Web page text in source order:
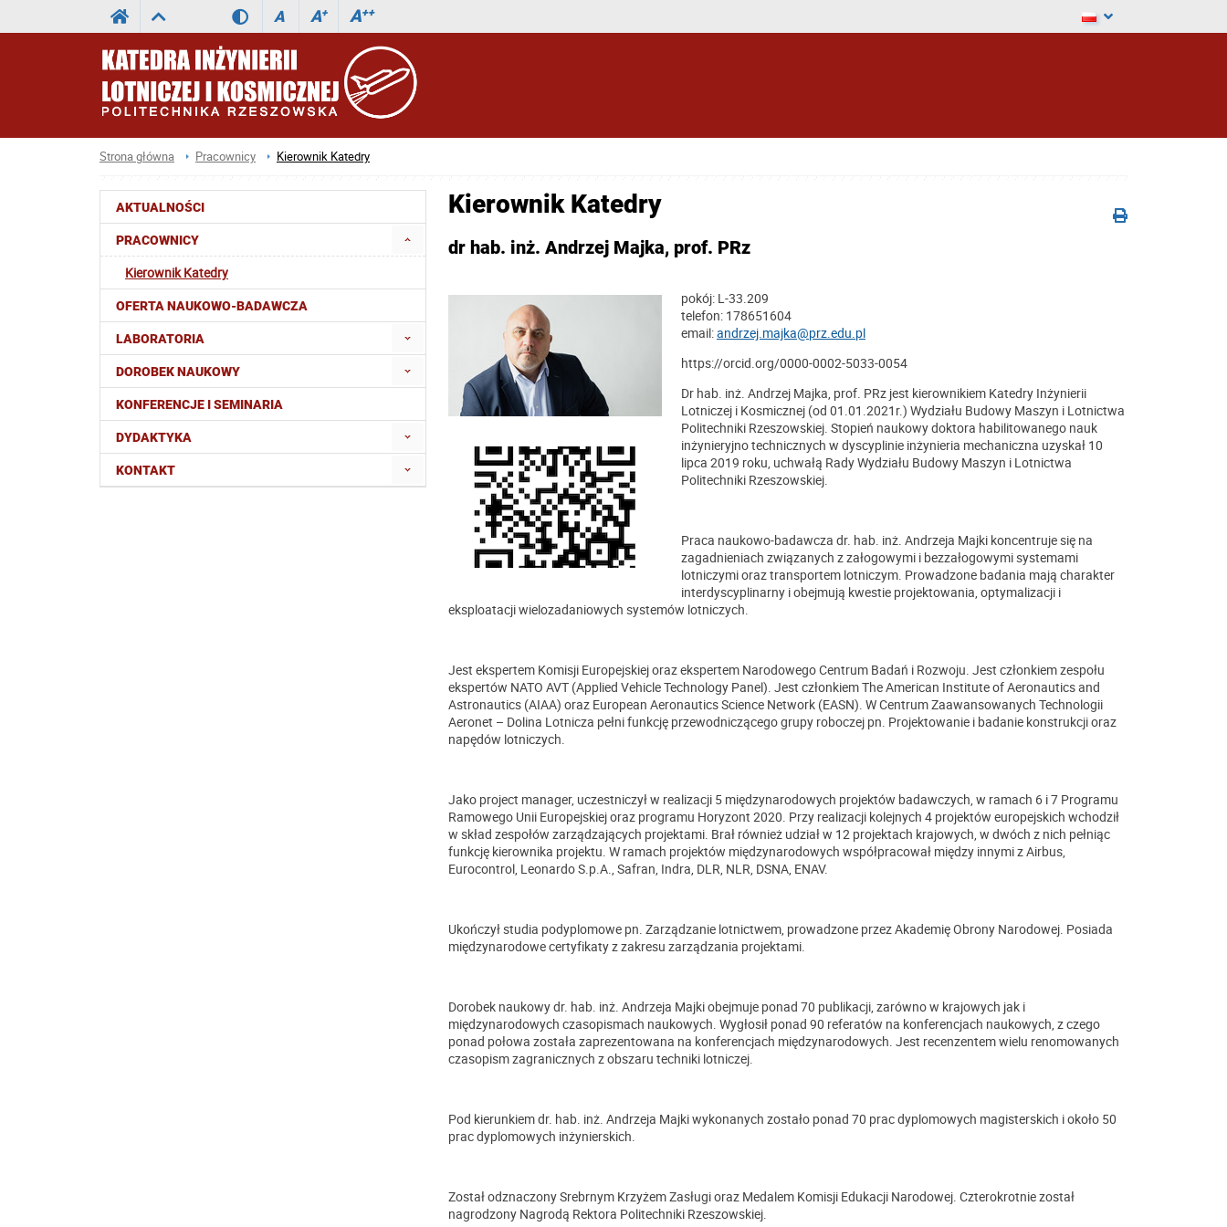
A A+ A++
Strona główna Pracownicy Kierownik Katedry
AKTUALNOŚCI
PRACOWNICY
Kierownik Katedry
OFERTA NAUKOWO-BADAWCZA
LABORATORIA
DOROBEK NAUKOWY
KONFERENCJE I SEMINARIA
DYDAKTYKA
KONTAKT
Kierownik Katedry
dr hab. inż. Andrzej Majka, prof. PRz
pokój: L-33.209
telefon: 178651604
email:andrzej.majka@prz.edu.pl
https://orcid.org/0000-0002-5033-0054
Dr hab. inż. Andrzej Majka, prof. PRz jest kierownikiem Katedry Inżynierii
Lotniczej i Kosmicznej (od 01.01.2021r.) Wydziału Budowy Maszyn i Lotnictwa
Politechniki Rzeszowskiej. Stopień naukowy doktora habilitowanego nauk
inżynieryjno technicznych w dyscyplinie inżynieria mechaniczna uzyskał 10
lipca 2019 roku, uchwałą Rady Wydziału Budowy Maszyn i Lotnictwa
Politechniki Rzeszowskiej.
Praca naukowo-badawcza dr. hab. inż. Andrzeja Majki koncentruje się na
zagadnieniach związanych z załogowymi i bezzałogowymi systemami
lotniczymi oraz transportem lotniczym. Prowadzone badania mają charakter
interdyscyplinarny i obejmują kwestie projektowania, optymalizacji i
eksploatacji wielozadaniowych systemów lotniczych.
Jest ekspertem Komisji Europejskiej oraz ekspertem Narodowego Centrum Badań i Rozwoju. Jest członkiem zespołu
ekspertów NATO AVT (Applied Vehicle Technology Panel). Jest członkiem The American Institute of Aeronautics and
Astronautics (AIAA) oraz European Aeronautics Science Network (EASN). W Centrum Zaawansowanych Technologii
Aeronet – Dolina Lotnicza pełni funkcję przewodniczącego grupy roboczej pn. Projektowanie i badanie konstrukcji oraz
napędów lotniczych.
Jako project manager, uczestniczył w realizacji 5 międzynarodowych projektów badawczych, w ramach 6 i 7 Programu
Ramowego Unii Europejskiej oraz programu Horyzont 2020. Przy realizacji kolejnych 4 projektów europejskich wchodził
w skład zespołów zarządzających projektami. Brał również udział w 12 projektach krajowych, w dwóch z nich pełniąc
funkcję kierownika projektu. W ramach projektów międzynarodowych współpracował między innymi z Airbus,
Eurocontrol, Leonardo S.p.A., Safran, Indra, DLR, NLR, DSNA, ENAV.
Ukończył studia podyplomowe pn. Zarządzanie lotnictwem, prowadzone przez Akademię Obrony Narodowej. Posiada
międzynarodowe certyfikaty z zakresu zarządzania projektami.
Dorobek naukowy dr. hab. inż. Andrzeja Majki obejmuje ponad 70 publikacji, zarówno w krajowych jak i
międzynarodowych czasopismach naukowych. Wygłosił ponad 90 referatów na konferencjach naukowych, z czego
ponad połowa została zaprezentowana na konferencjach międzynarodowych. Jest recenzentem wielu renomowanych
czasopism zagranicznych z obszaru techniki lotniczej.
Pod kierunkiem dr. hab. inż. Andrzeja Majki wykonanych zostało ponad 70 prac dyplomowych magisterskich i około 50
prac dyplomowych inżynierskich.
Został odznaczony Srebrnym Krzyżem Zasługi oraz Medalem Komisji Edukacji Narodowej. Czterokrotnie został
nagrodzony Nagrodą Rektora Politechniki Rzeszowskiej.